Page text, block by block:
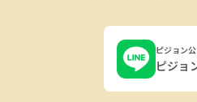
ピジョン公
ピジョ